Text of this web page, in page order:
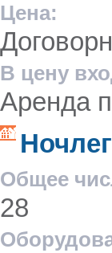
Цена:
В цену
Аренда
Общее
28